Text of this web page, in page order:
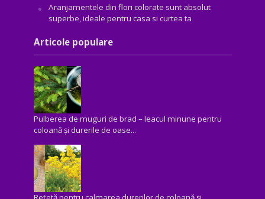
Aranjamentele din flori colorate sunt absolut
superbe, ideale pentru casa si curtea ta
Articole populare
Pulberea de muguri de brad – leacul minune pentru
coloană și durerile de oase...